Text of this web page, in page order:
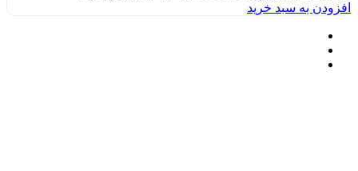
افزودن به سبد خرید